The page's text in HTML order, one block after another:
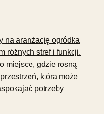
na aranżację ogródka
różnych stref i funkcji.
miejsce, gdzie rosną
która może
potrzeby